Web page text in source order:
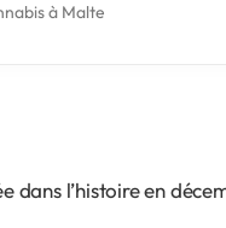
à Malte
dans l’histoire en